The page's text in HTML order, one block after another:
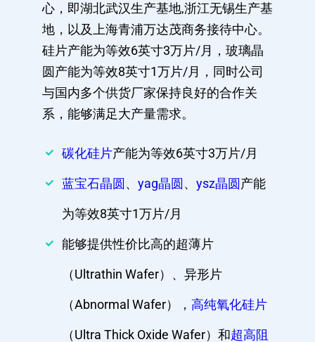
心，即湖北武汉生产基地,浙江无锡生产基
地，以及上海青浦万达茂商务接待中心。
硅片产能为等效6英寸3万片/月，玻璃晶
圆产能为等效8英寸1万片/月，同时公司
与国内多个供货厂家保持良好的合作关
系，能够满足大产量需求。
碳化硅片产能为等效6英寸3万片/月
蓝宝石晶圆 、 yag晶圆 、 ysz晶圆 产能
为等效8英寸1万片/月
能够提供性价比高的超薄片
（Ultrathin Wafer）、异形片
（Abnormal Wafer）， 高纯氧化硅片
（Ultra Thick Oxide Wafer）和超高阻